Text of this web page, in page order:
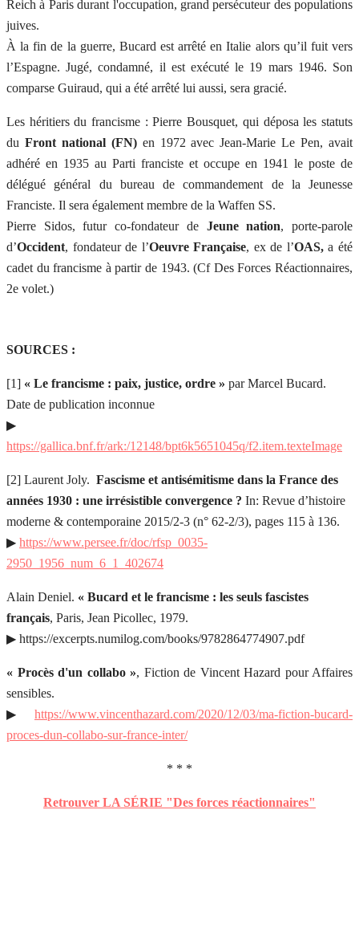
Reich à Paris durant l'occupation, grand persécuteur des populations
juives.
À la fin de la guerre, Bucard est arrêté en Italie alors qu’il fuit vers
l’Espagne. Jugé, condamné, il est exécuté le 19 mars 1946. Son
comparse Guiraud, qui a été arrêté lui aussi, sera gracié.
Les héritiers du francisme : Pierre Bousquet, qui déposa les statuts
du Front national (FN)en 1972 avec Jean-Marie Le Pen, avait
adhéré en 1935 au Parti franciste et occupe en 1941 le poste de
délégué général du bureau de commandement de la Jeunesse
Franciste. Il sera également membre de la Waffen SS.
Pierre Sidos, futur co-fondateur de Jeune nation, porte-parole
d’Occident, fondateur de l’Oeuvre Française, ex de l’OAS,a été
cadet du francisme à partir de 1943. (Cf Des Forces Réactionnaires,
2e volet.)
SOURCES :
[1] « Le francisme : paix, justice, ordre » par Marcel Bucard.
Date de publication inconnue
▶
https://gallica.bnf.fr/ark:/12148/bpt6k5651045q/f2.item.texteImage
[2] Laurent Joly. Fascisme et antisémitisme dans la France des
années 1930 : une irrésistible convergence ? In: Revue d’histoire
moderne & contemporaine 2015/2-3 (n° 62-2/3), pages 115 à 136.
▶ https://www.persee.fr/doc/rfsp_0035-
2950_1956_num_6_1_402674
Alain Deniel. « Bucard et le francisme : les seuls fascistes
français, Paris, Jean Picollec, 1979.
▶ https://excerpts.numilog.com/books/9782864774907.pdf
« Procès d'un collabo », Fiction de Vincent Hazard pour Affaires
sensibles.
▶ https://www.vincenthazard.com/2020/12/03/ma-fiction-bucard-
proces-dun-collabo-sur-france-inter/
* * *
Retrouver LA SÉRIE "Des forces réactionnaires"